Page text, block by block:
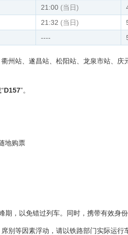
21:00 (当日)
21:32 (当日)
----
州站、遂昌站、松阳站、龙泉市站、
D157”。
地购票
，以免错过列车。同时，携带有效身份
别等因素浮动，请以铁路部门实际运行